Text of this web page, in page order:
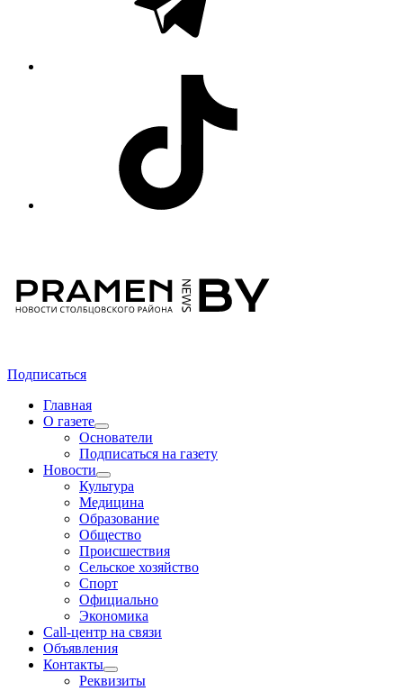
Подписаться
Главная
О газете
Основатели
Подписаться на газету
Новости
Культура
Медицина
Образование
Общество
Происшествия
Сельское хозяйство
Спорт
Официально
Экономика
Call-центр на связи
Объявления
Контакты
Реквизиты